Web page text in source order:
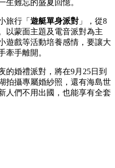
生難忘的盛夏回憶。
旅行「 遊艇單身派對 」，從8
以蒙面主題及電音派對為主
遊戲等活動培養感情，要讓大
牽手離開。
的婚禮派對，將在9月25日到
拍攝專屬婚紗照，還有海島世
人們不用出國，也能享有全套